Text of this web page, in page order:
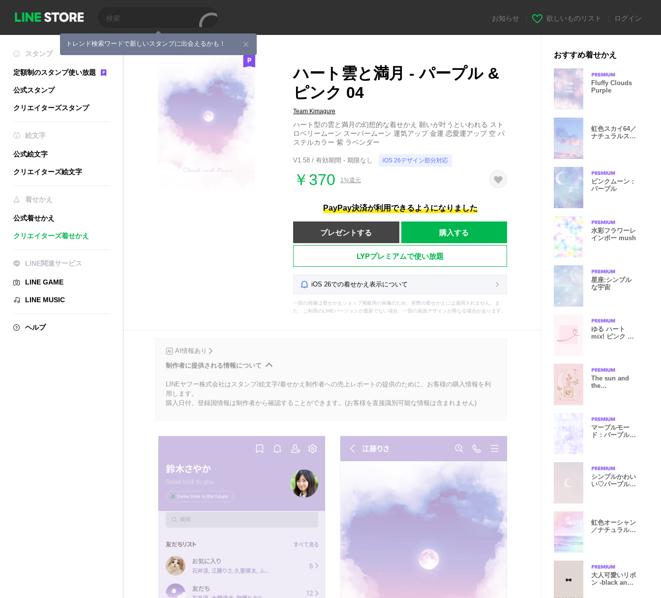
トレンド検索ワードで新しいスタンプに出会えるかも！
お知らせ 欲しいものリスト ログイン
スタンプ
定額制のスタンプ使い放題
公式スタンプ
クリエイターズスタンプ
絵文字
公式絵文字
クリエイターズ絵文字
着せかえ
公式着せかえ
クリエイターズ着せかえ
LINE関連サービス
LINE GAME
LINE MUSIC
ヘルプ
ハート雲と満月 - パープル &
ピンク 04
Team Kimagure
ハート型の雲と満月の幻想的な着せかえ 願いが叶うといわれる スト
ロベリームーン スーパームーン 運気アップ 金運 恋愛運アップ 空 パ
ステルカラー 紫 ラベンダー
V1.58 / 有効期間 - 期限なし iOS 26デザイン部分対応
￥370 1%還元
PayPay決済が利用できるようになりました
プレゼントする 購入する
LYPプレミアムで使い放題
iOS 26での着せかえ表示について
一部の画像は着せかえショップ掲載用の画像のため、実際の着せかえには適用されません。ま
た、ご利用のLINEバージョンが最新でない場合、一部の画面デザインが異なる場合があります。
AI情報あり
制作者に提供される情報について
LINEヤフー株式会社はスタンプ/絵文字/着せかえ制作者への売上レポートの提供のために、お客様の購入情報を利
用します。
購入日付、登録国情報は制作者から確認することができます。(お客様を直接識別可能な情報は含まれません)
おすすめ着せかえ
Fluffy Clouds
Purple
虹色スカイ64／
ナチュラルスタ
ピンクムーン：
パープル
水彩フラワーレ
インボー mush
星座:シンプル
な宇宙
ゆる ハート
mix! ピンク 。
The sun and
the
マーブルモー
ド：パープル大
シンプルかわい
い♡パープルな
虹色オーシャン
／ナチュラルス
大人可愛いリボ
ン -black and